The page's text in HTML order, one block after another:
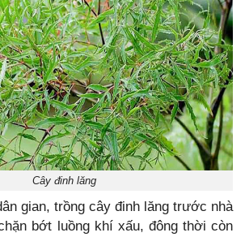
Cây đinh lăng
gian, trồng cây đinh lăng trước nhà
bớt luồng khí xấu, đông thời còn